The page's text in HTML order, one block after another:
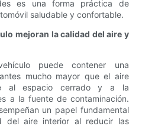
es una forma práctica de
saludable y confortable.
mejoran la calidad del aire y
puede contener una
mucho mayor que el aire
al espacio cerrado y a la
a la fuente de contaminación.
un papel fundamental
del aire interior al reducir las